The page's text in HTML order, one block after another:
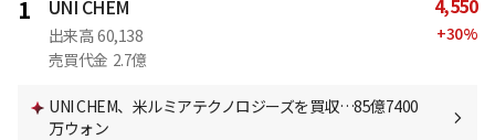
1 UNI CHEM
出来高 60,138
売買代金 2.7億
4,550
+30%
UNI CHEM、米ルミアテクノロジーズを買収…85億7400
万ウォン